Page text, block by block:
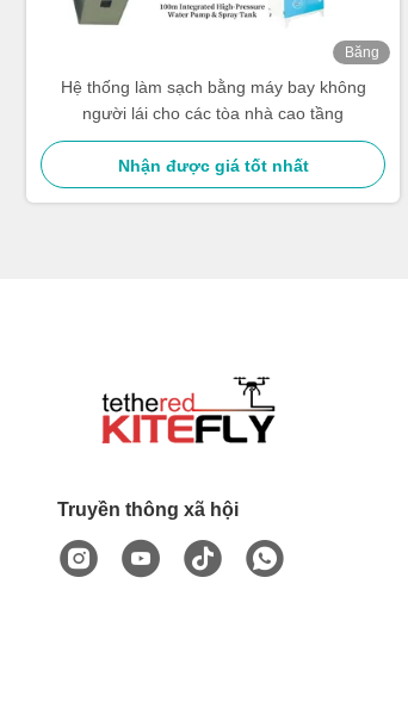
Băng
Hệ thống làm sạch bằng máy bay không
người lái cho các tòa nhà cao tầng
Nhận được giá tốt nhất
Truyền thông xã hội